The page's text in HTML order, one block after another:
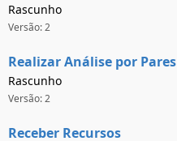
Rascunho
Versão: 2
Realizar Análise por Pares
Rascunho
Versão: 2
Receber Recursos